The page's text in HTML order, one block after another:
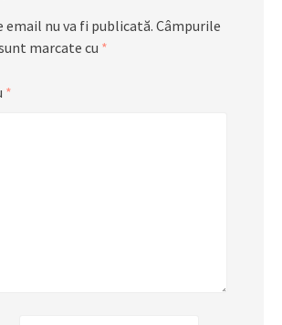
email nu va fi publicată. Câmpurile
marcate cu *
*